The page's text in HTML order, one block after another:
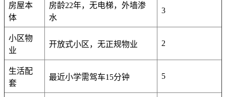
房屋本
体
房龄22年，无电梯，外墙渗
水
3
小区物
业
开放式小区，无正规物业 2
生活配
套
最近小学需驾车15分钟 5